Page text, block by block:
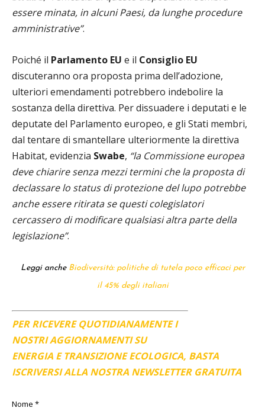
essere minata, in alcuni Paesi, da lunghe procedure
amministrative”.
Poiché il Parlamento EU e il Consiglio EU
discuteranno ora proposta prima dell’adozione,
ulteriori emendamenti potrebbero indebolire la
sostanza della direttiva. Per dissuadere i deputati e le
deputate del Parlamento europeo, e gli Stati membri,
dal tentare di smantellare ulteriormente la direttiva
Habitat, evidenzia Swabe, “la Commissione europea
deve chiarire senza mezzi termini che la proposta di
declassare lo status di protezione del lupo potrebbe
anche essere ritirata se questi colegislatori
cercassero di modificare qualsiasi altra parte della
legislazione”.
Leggi anche Biodiversità: politiche di tutela poco efficaci per
il 45% degli italiani
PER RICEVERE QUOTIDIANAMENTE I
NOSTRI AGGIORNAMENTI SU
ENERGIA E TRANSIZIONE ECOLOGICA, BASTA
ISCRIVERSI ALLA NOSTRA NEWSLETTER GRATUITA
Nome *